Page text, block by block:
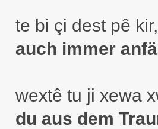
te bi çi dest pê
auch immer
wextê tu ji xewa
du aus dem